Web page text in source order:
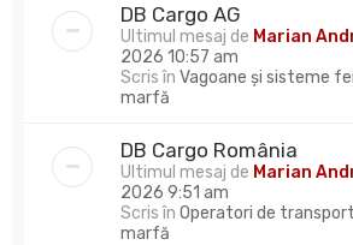
DB Cargo AG
Ultimul mesaj de Marian
2026 10:57 am
Scris în Vagoane și sisteme
marfă
DB Cargo România
Ultimul mesaj de Marian
2026 9:51 am
Scris în Operatori de
marfă